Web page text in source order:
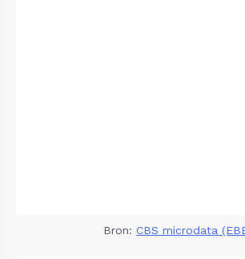
Bron: CBS microdata